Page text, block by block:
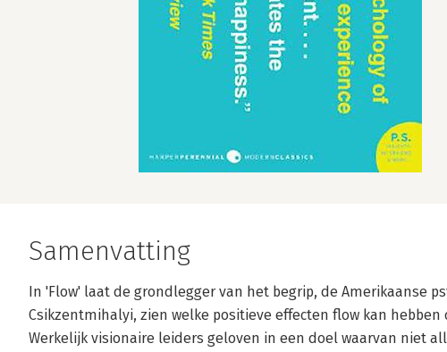
Samenvatting
In 'Flow' laat de grondlegger van het begrip, de Amerikaanse
Csikzentmihalyi, zien welke positieve effecten flow kan hebben
Werkelijk visionaire leiders geloven in een doel waarvan niet